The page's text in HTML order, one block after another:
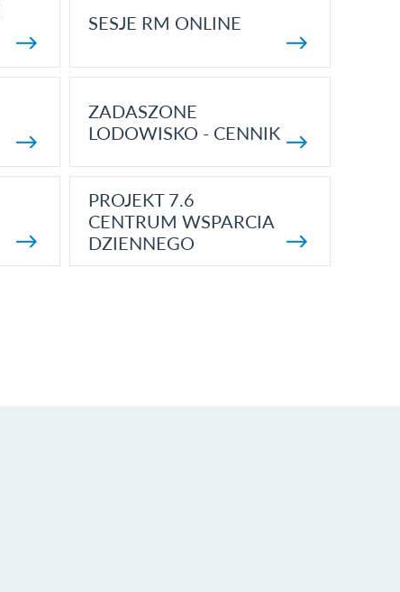
SESJE RM ONLINE
ZADASZONE
LODOWISKO - CENNIK
PROJEKT 7.6
CENTRUM WSPARCIA
DZIENNEGO